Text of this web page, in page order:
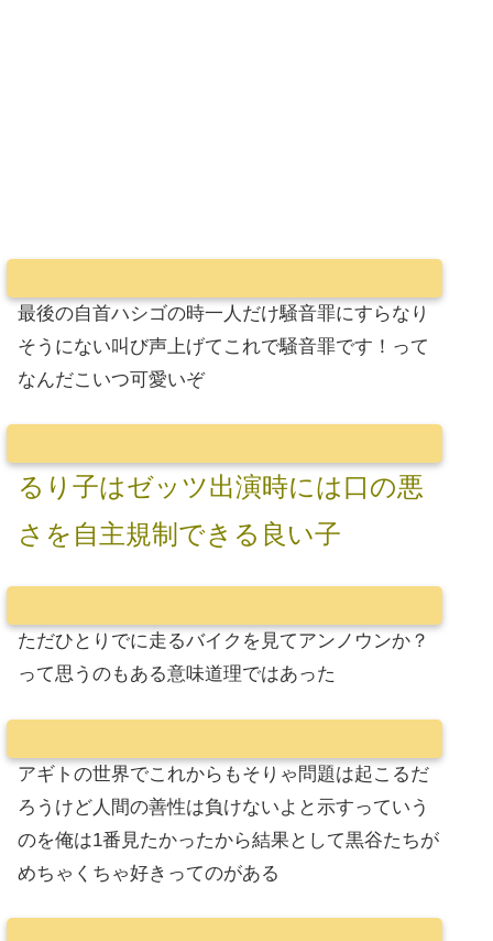
最後の自首ハシゴの時一人だけ騒音罪にすらなり
そうにない叫び声上げてこれで騒音罪です！って
なんだこいつ可愛いぞ
るり子はゼッツ出演時には口の悪
さを自主規制できる良い子
ただひとりでに走るバイクを見てアンノウンか？
って思うのもある意味道理ではあった
アギトの世界でこれからもそりゃ問題は起こるだ
ろうけど人間の善性は負けないよと示すっていう
のを俺は1番見たかったから結果として黒谷たちが
めちゃくちゃ好きってのがある